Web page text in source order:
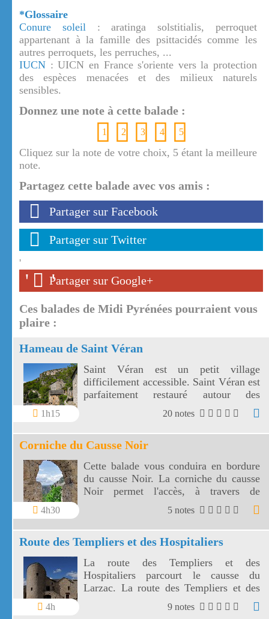
*Glossaire
Conure soleil: aratinga solstitialis, perroquet
appartenant à la famille des psittacidés comme les
autres perroquets, les perruches, ...
IUCN : UICN en France s'oriente vers la protection
des espèces menacées et des milieux naturels
sensibles.
Donnez une note à cette balade :
1 2 3 4 5
Cliquez sur la note de votre choix, 5 étant la meilleure
note.
Partagez cette balade avec vos amis :
Partager sur Facebook
Partager sur Twitter
'
' '
Partager sur Google+
Ces balades de Midi Pyrénées pourraient vous
plaire :
Hameau de Saint Véran
1h15
Saint Véran est un petit village
difficilement accessible. Saint Véran est
parfaitement restauré autour des
vestiges de son château.
20 notes
Corniche du Causse Noir
4h30
Cette balade vous conduira en bordure
du causse Noir. La corniche du causse
Noir permet l'accès, à travers de
somptueux paysages, à l'ermitage Saint
5 notes
Route des Templiers et des Hospitaliers
4h
La route des Templiers et des
Hospitaliers parcourt le causse du
Larzac. La route des Templiers et des
Hospitaliers amènera vers 5 sites
fortifiés parfaitement conservés.
9 notes